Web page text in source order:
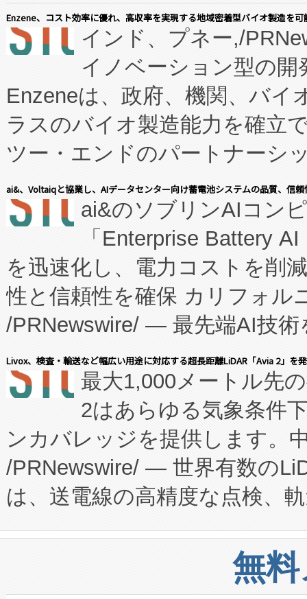
Enzene、コスト効率に優れ、高収率を実現する地域密着型バイオ製造を
インド、プネー,/
イノベーション型の
Enzeneは、政府、機関、バイ
ラスのバイオ製造能力を確立
ツー・エンドのパートナーシ
表しました。 同社の実績ある
manufacturing™ (FCCM™) プ
たNeXは、バイオ医薬品製造
従来のフェッドバッチ施設の
に、患者やサプライチェーン
キー方式で拡張性が高く、持
す。FCCM‑を活用した現地生
患者にとっての費用負担を大
のアクセスを大幅に拡大する
Fully-Connected Continuous
プログラムには、施設設計・
に関する技術移転および知的
構造化トレーニングカリキュ
上げおよび商用化段階におけ
設備整備および立ち上げ調整
ai&、Voltaiqと協業し、AIデータセンター向け蓄電池システムの品質、信
ai&のソブリンAIコン
「Enterprise Battery
を迅速化し、電力コストを削
性と信頼性を確保 カリフォル
/PRNewswire/ — 最先端AI技術
会社エーアイ・アンド：本社
President原信平）と、エンタ
ードするVoltaiqは、日本にあ
ーエネルギー貯蔵システム（
た。 Voltaiq独自のAI搭載プラ
定、統合、導入、運用に至る
安全性を追跡し、確保する事
増加しているデータセンター
る電力網に大きな負担をかけ
Livox、検査・輸送など幅広い用途に対応する超長距離LiDAR「Avia 2」を
最大1,000メートル先
2はあらゆる気象条件
ンカバレッジを提供します。
/PRNewswire/ — 世界有数の
は、送電線の高精度な点検、
や穀物倉庫におけるバルク材
リューション「Avia 2」を発
したAvia 2は、1,000メート
無